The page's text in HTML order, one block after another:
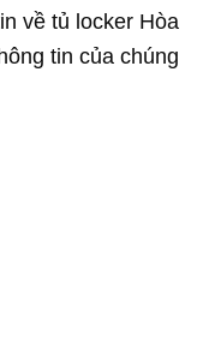
về tủ locker Hòa
tin của chúng